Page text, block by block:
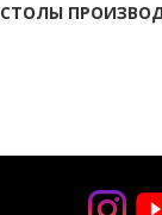
СТОЛЫ